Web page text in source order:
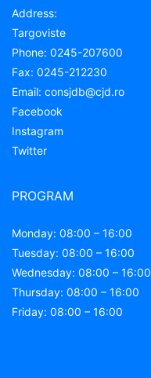
Address:
Targoviste
Phone: 0245-207600
Fax: 0245-212230
Email: consjdb@cjd.ro
Facebook
Instagram
Twitter
PROGRAM
Monday: 08:00 – 16:00
Tuesday: 08:00 – 16:00
Wednesday: 08:00 – 16:00
Thursday: 08:00 – 16:00
Friday: 08:00 – 16:00